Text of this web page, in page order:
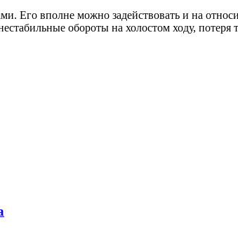
Его вполне можно задействовать и на
обороты на холостом ходу, потеря